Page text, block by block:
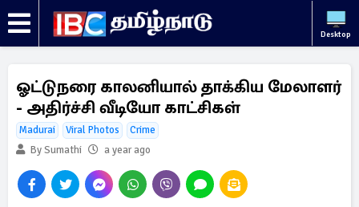
Desktop
ஓட்டுநரை காலனியால் தாக்கிய மேலாளர்
- அதிர்ச்சி வீடியோ காட்சிகள்
Madurai Viral Photos
Crime
By Sumathi
a year ago